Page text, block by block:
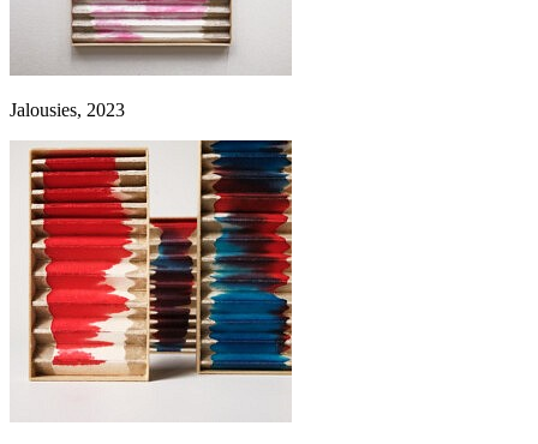
Jalousies, 2023